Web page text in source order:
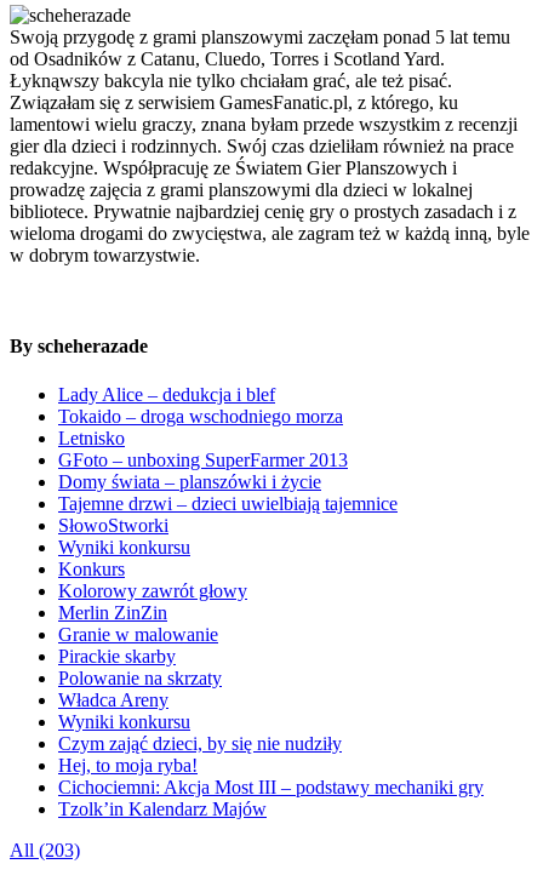
Swoją przygodę z grami planszowymi zaczęłam ponad 5 lat temu
od Osadników z Catanu, Cluedo, Torres i Scotland Yard.
Łyknąwszy bakcyla nie tylko chciałam grać, ale też pisać.
Związałam się z serwisiem GamesFanatic.pl, z którego, ku
lamentowi wielu graczy, znana byłam przede wszystkim z recenzji
gier dla dzieci i rodzinnych. Swój czas dzieliłam również na prace
redakcyjne. Współpracuję ze Światem Gier Planszowych i
prowadzę zajęcia z grami planszowymi dla dzieci w lokalnej
bibliotece. Prywatnie najbardziej cenię gry o prostych zasadach i z
wieloma drogami do zwycięstwa, ale zagram też w każdą inną, byle
w dobrym towarzystwie.
By scheherazade
Lady Alice – dedukcja i blef
Tokaido – droga wschodniego morza
Letnisko
GFoto – unboxing SuperFarmer 2013
Domy świata – planszówki i życie
Tajemne drzwi – dzieci uwielbiają tajemnice
SłowoStworki
Wyniki konkursu
Konkurs
Kolorowy zawrót głowy
Merlin ZinZin
Granie w malowanie
Pirackie skarby
Polowanie na skrzaty
Władca Areny
Wyniki konkursu
Czym zająć dzieci, by się nie nudziły
Hej, to moja ryba!
Cichociemni: Akcja Most III – podstawy mechaniki gry
Tzolk’in Kalendarz Majów
All (203)